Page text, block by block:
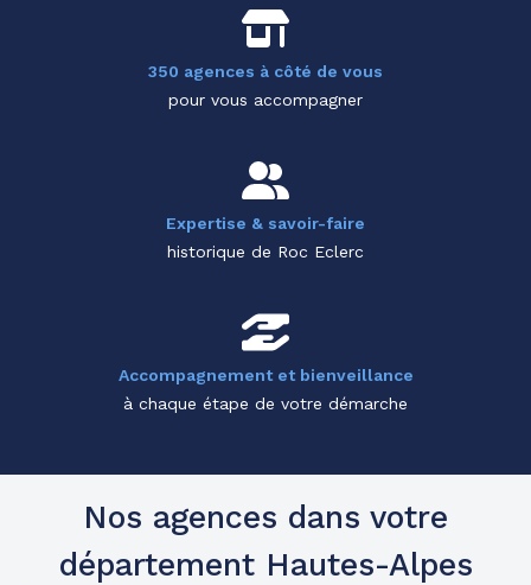
350 agences à côté de vous
pour vous accompagner
Expertise & savoir-faire
historique de Roc Eclerc
Accompagnement et bienveillance
à chaque étape de votre démarche
Nos agences dans votre
département Hautes-Alpes